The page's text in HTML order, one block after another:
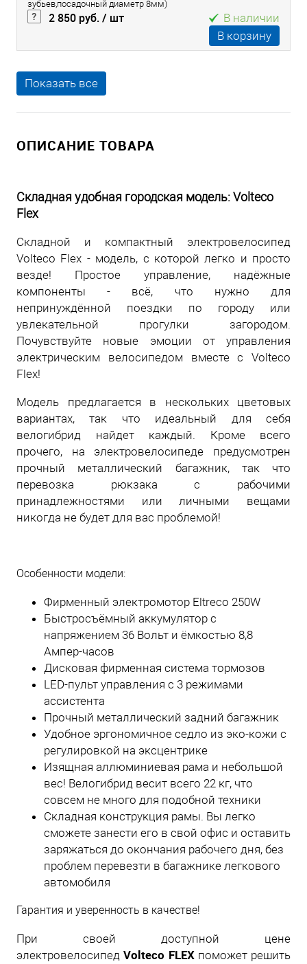
зубьев,посадочный диаметр 8мм)
2 850 руб./ шт
В наличии
В корзину
Показать все
ОПИСАНИЕ ТОВАРА
Складная удобная городская модель: Volteco
Flex
Складной и компактный электровелосипед
Volteco Flex - модель, с которой легко и просто
везде! Простое управление, надёжные
компоненты - всё, что нужно для
непринуждённой поездки по городу или
увлекательной прогулки загородом.
Почувствуйте новые эмоции от управления
электрическим велосипедом вместе с Volteco
Flex!
Модель предлагается в нескольких цветовых
вариантах, так что идеальный для себя
велогибрид найдет каждый. Кроме всего
прочего, на электровелосипеде предусмотрен
прочный металлический багажник, так что
перевозка рюкзака с рабочими
принадлежностями или личными вещами
никогда не будет для вас проблемой!
Особенности модели:
Фирменный электромотор Eltreco 250W
Быстросъёмный аккумулятор с
напряжением 36 Вольт и ёмкостью 8,8
Ампер-часов
Дисковая фирменная система тормозов
LED-пульт управления с 3 режимами
ассистента
Прочный металлический задний багажник
Удобное эргономичное седло из эко-кожи с
регулировкой на эксцентрике
Изящная аллюминиевая рама и небольшой
вес! Велогибрид весит всего 22 кг, что
совсем не много для подобной техники
Складная конструкция рамы. Вы легко
сможете занести его в свой офис и оставить
заряжаться до окончания рабочего дня, без
проблем перевезти в багажнике легкового
автомобиля
Гарантия и уверенность в качестве!
При своей доступной цене
электровелосипедVolteco FLEXпоможет решить